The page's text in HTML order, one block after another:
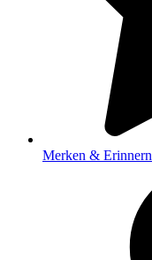
Merken & Erinnern